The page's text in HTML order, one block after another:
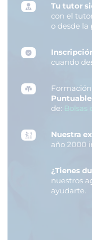
Tu tutor
con el
o desde
cuando
Puntuable
de: Bolsas
Nuestra
año 2000
¿Tienes
nuestros
ayudarte.